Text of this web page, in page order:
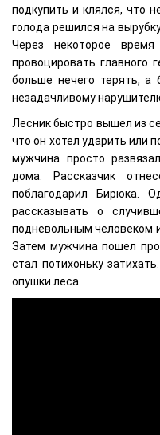
подкупить и клялся, что
голода решился на
Через некоторое
провоцировать главного
больше нечего терять, а
незадачливому
Лесник быстро вышел из
что он хотел ударить или
мужчина просто
дома. Рассказчик
поблагодарил Бирюка.
рассказывать о
подневольным человеком
Затем мужчина пошел
стал потихоньку
опушки леса.